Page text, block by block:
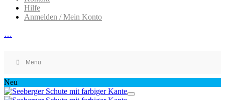
Hilfe
Anmelden / Mein Konto
…
Menu
Neu